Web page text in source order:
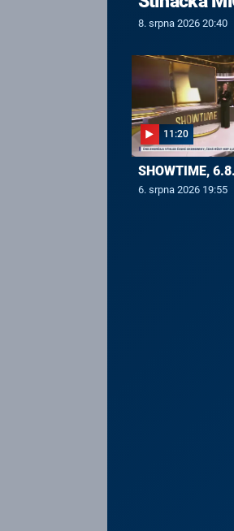
8. srpna 2026 20:40
11:20
SHOWTIME,
6. srpna 2026 19:55